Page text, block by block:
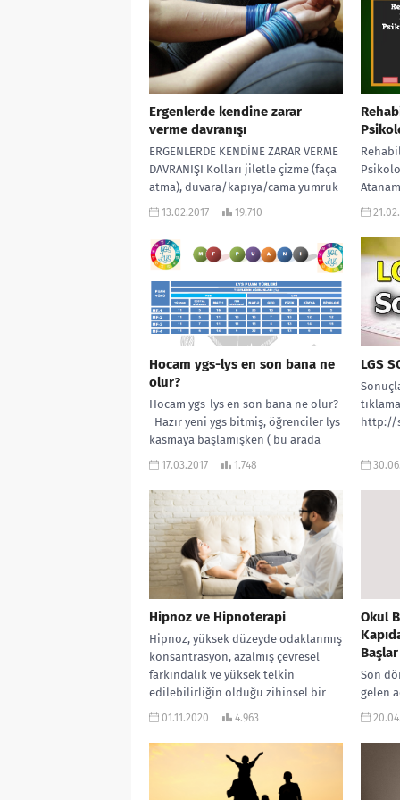
Ergenlerde kendine zarar
verme davranışı
ERGENLERDE KENDİNE ZARAR VERME
DAVRANIŞI Kolları jiletle çizme (faça
atma), duvara/kapıya/cama yumruk
atma, bedenin çeşitli yerlerine yara
13.02.2017 19.710
olan
Hocam ygs-lys en son bana ne
olur?
Hocam ygs-lys en son bana ne olur?
Hazır yeni ygs bitmiş, öğrenciler lys
kasmaya başlamışken ( bu arada
geçmiş...
17.03.2017 1.748
LGS
http://
Hipnoz ve Hipnoterapi
Hipnoz, yüksek düzeyde odaklanmış
konsantrasyon, azalmış çevresel
farkındalık ve yüksek telkin
edilebilirliğin olduğu zihinsel bir
durumdur. Uzmanların böyle bir
01.11.2020 4.963
Okul
Başlar
Son
gelen
bir